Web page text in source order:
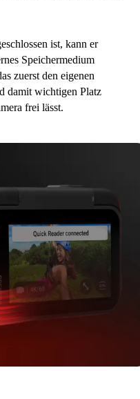
ist, kann er
Speichermedium
zuerst den eigenen
damit wichtigen Platz
frei lässt.